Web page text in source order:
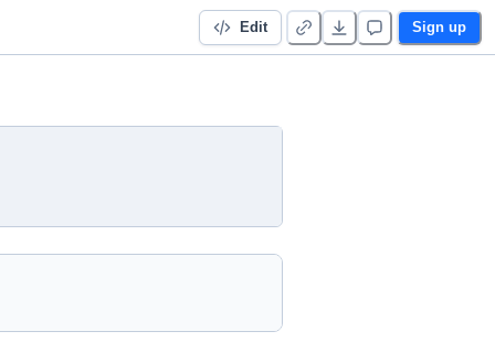
Edit Sign up